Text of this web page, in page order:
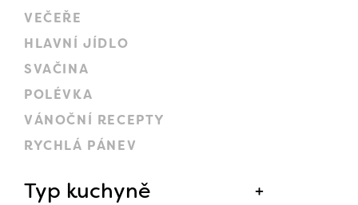
VEČEŘE
HLAVNÍ JÍDLO
SVAČINA
POLÉVKA
VÁNOČNÍ RECEPTY
RYCHLÁ PÁNEV
Typ kuchyně